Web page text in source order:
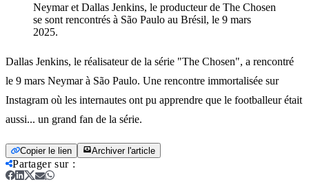
Neymar et Dallas Jenkins, le producteur de The Chosen
se sont rencontrés à São Paulo au Brésil, le 9 mars
2025.
Dallas Jenkins, le réalisateur de la série "The Chosen", a rencontré
le 9 mars Neymar à São Paulo. Une rencontre immortalisée sur
Instagram où les internautes ont pu apprendre que le footballeur était
aussi... un grand fan de la série.
Copier le lien Archiver l'article
Partager sur: